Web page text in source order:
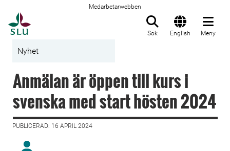
Medarbetarwebben
Sök English Meny
Nyhet
Anmälan är öppen till kurs i
svenska med start hösten 2024
PUBLICERAD: 16 APRIL 2024